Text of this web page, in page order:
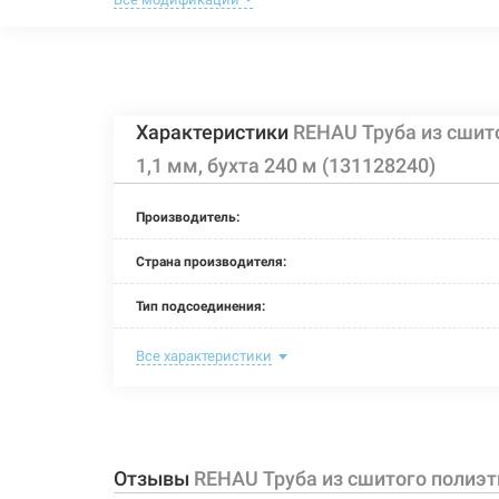
Артикул:
213424
REHAU Труба
мм, отрезок 5 м
Характеристики REHAU Труба из
1,1 мм, бухта 240 м (131128240)
Производитель:
Страна производителя:
Тип подсоединения:
Номинальное давление:
Рабочая среда:
Все характеристики
Отзывы REHAU Труба из сшитого